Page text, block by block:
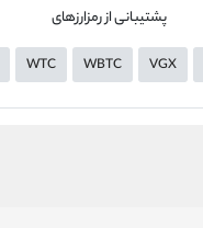
پشتیبانی از رمزارزهای
WTC WBTC VGX